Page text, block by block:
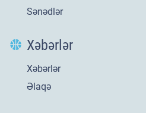
Yeni
Sənədlər
Xəbərlər
Xəbərlər
Əlaqə